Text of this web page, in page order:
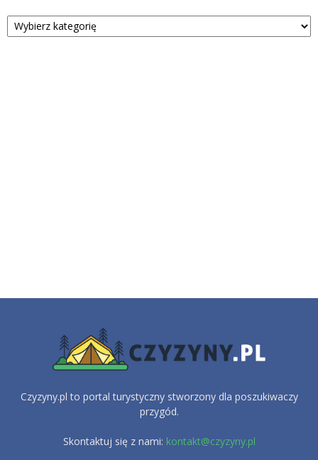
Kategorie
Czyzyny.pl to portal turystyczny stworzony dla poszukiwaczy
przygód.
Skontaktuj się z nami: kontakt@czyzyny.pl